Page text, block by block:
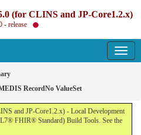
(for CLINS and JP-Core1.2.x)
- release
RecordNo ValueSet
and JP-Core1.2.x) - Local Development
FHIR® Standard) Build Tools. See the